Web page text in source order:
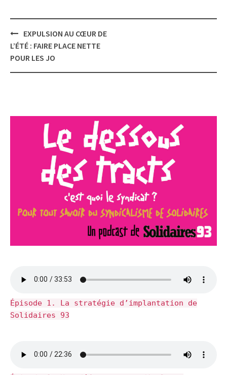
Post
navigation
EXPULSION AU CŒUR DE
L’ÉTÉ : FAIRE PLACE NETTE
POUR LES JO
Épisode 1. La stratégie d’implantation de
Solidaires 93